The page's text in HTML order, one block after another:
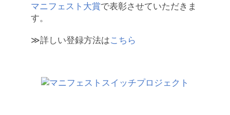
マニフェスト大賞で表彰させていただきま
す。
≫詳しい登録方法はこちら